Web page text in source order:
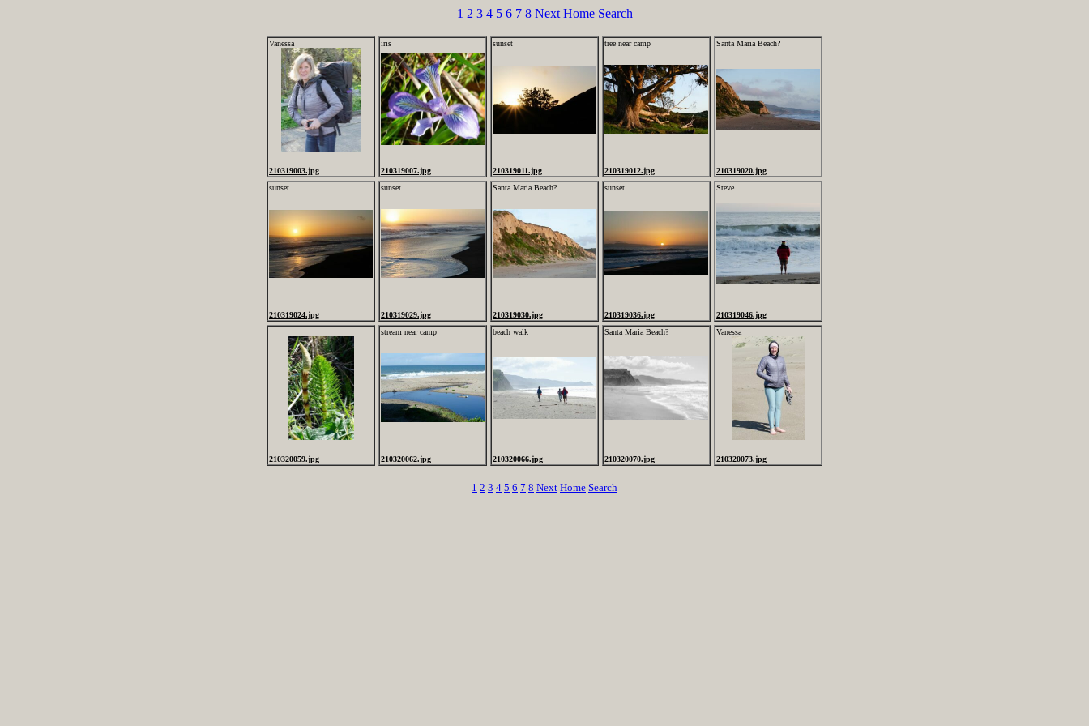
1 2 3 4 5 6 7 8 Next Home Search
Vanessa
210319003.jpg
iris
210319007.jpg
sunset
210319011.jpg
tree near camp
210319012.jpg
Santa Maria Beach?
210319020.jpg
sunset
210319024.jpg
sunset
210319029.jpg
Santa Maria Beach?
210319030.jpg
sunset
210319036.jpg
Steve
210319046.jpg
210320059.jpg
stream near camp
210320062.jpg
beach walk
210320066.jpg
Santa Maria Beach?
210320070.jpg
Vanessa
210320073.jpg
1 2 3 4 5 6 7 8 Next Home Search